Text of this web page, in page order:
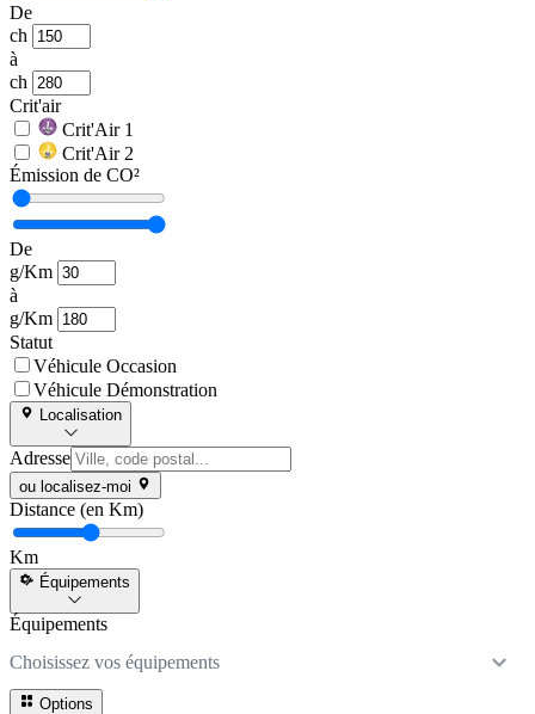
De
ch
à
ch
Crit'air
Crit'Air 1
Crit'Air 2
Émission de CO²
De
g/Km
à
g/Km
Statut
Véhicule Occasion
Véhicule Démonstration
Localisation
Adresse
ou localisez-moi
Distance (en Km)
Km
Équipements
Équipements
Choisissez vos équipements
Options